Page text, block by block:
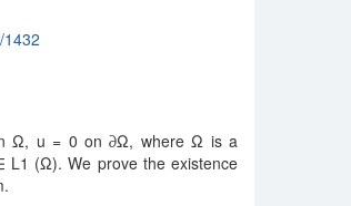
Ω, u = 0 on ∂Ω, where Ω is a
(Ω). We prove the existence